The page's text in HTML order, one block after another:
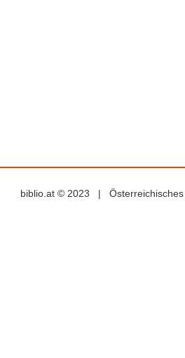
biblio.at © 2023 | Österreichisches